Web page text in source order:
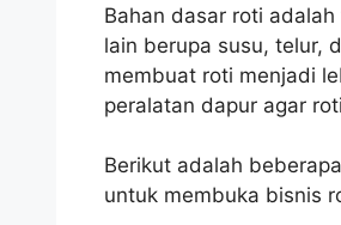
Bahan dasar roti
lain berupa susu, telur,
membuat roti menjadi
peralatan dapur agar
Berikut adalah
untuk membuka bisnis